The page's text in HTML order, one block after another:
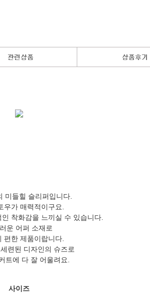
미들힐 슬리퍼입니다.
우가 매력적이구요.
착화감을 느끼실 수 있습니다.
운 어퍼 소재로
편한 제품이랍니다.
련된 디자인의 슈즈로
트에 다 잘 어울려요.
사이즈